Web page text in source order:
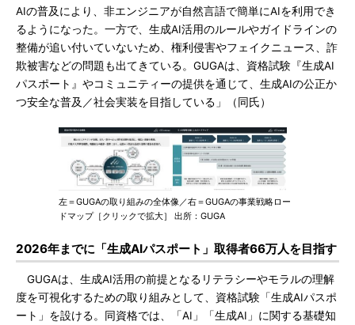
AIの普及により、非エンジニアが自然言語で簡単にAIを利用でき
るようになった。一方で、生成AI活用のルールやガイドラインの
整備が追い付いていないため、権利侵害やフェイクニュース、詐
欺被害などの問題も出てきている。GUGAは、資格試験『生成AI
パスポート』やコミュニティーの提供を通じて、生成AIの公正か
つ安全な普及／社会実装を目指している」（同氏）
左＝GUGAの取り組みの全体像／右＝GUGAの事業戦略ロー
ドマップ［クリックで拡大］ 出所：GUGA
2026年までに「生成AIパスポート」取得者66万人を目指す
GUGAは、生成AI活用の前提となるリテラシーやモラルの理解
度を可視化するための取り組みとして、資格試験「生成AIパスポ
ート」を設ける。同資格では、「AI」「生成AI」に関する基礎知